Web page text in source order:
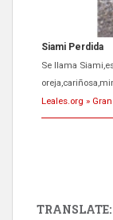
ADOPCIÓN
El ayuntamiento
próximos días,
Leales.org »
TRANSLATE: